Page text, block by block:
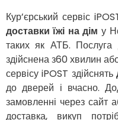
Кур’єрський сервіс
доставки їжі на дім у
таких як АТБ. Послуга
здійснена з60 хвилин
сервісу iPOST здійснять
до дверей і вчасно.
замовленні через сайт
доставка, викуп
Южне
Южноукраїнськ
Запоріжжя
Зарічани
Зазим’я
Здолбунів
Жовті Води